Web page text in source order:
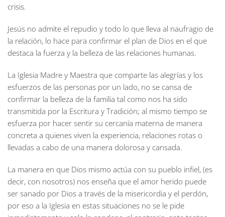
crisis.
Jesús no admite el repudio y todo lo que lleva al naufragio de
la relación, lo hace para confirmar el plan de Dios en el que
destaca la fuerza y la belleza de las relaciones humanas.
La Iglesia Madre y Maestra que comparte las alegrías y los
esfuerzos de las personas por un lado, no se cansa de
confirmar la belleza de la familia tal como nos ha sido
transmitida por la Escritura y Tradición; al mismo tiempo se
esfuerza por hacer sentir su cercanía materna de manera
concreta a quienes viven la experiencia, relaciones rotas o
llevadas a cabo de una manera dolorosa y cansada.
La manera en que Dios mismo actúa con su pueblo infiel, (es
decir, con nosotros) nos enseña que el amor herido puede
ser sanado por Dios a través de la misericordia y el perdón,
por eso a la Iglesia en estas situaciones no se le pide